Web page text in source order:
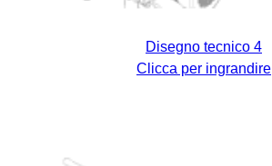
Disegno tecnico 4
Clicca per ingrandire